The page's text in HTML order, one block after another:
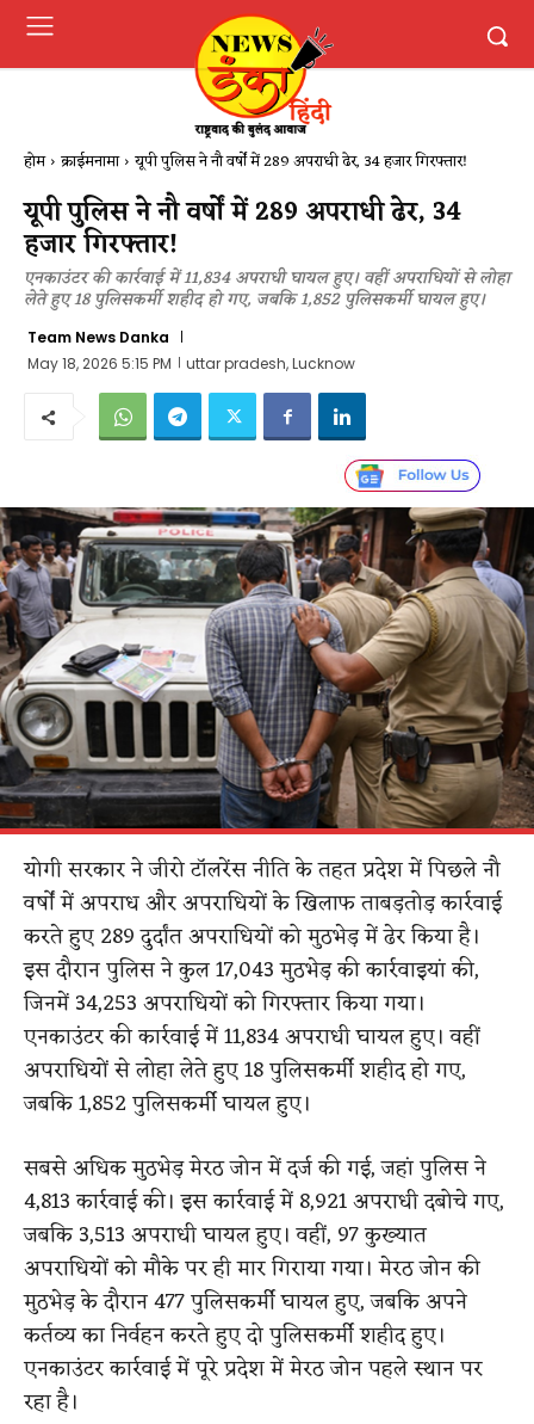
होम क्राईमनामा यूपी पुलिस ने नौ वर्षों में 289 अपराधी ढेर, 34 हजार गिरफ्तार!
यूपी पुलिस ने नौ वर्षों में 289 अपराधी ढेर, 34
हजार गिरफ्तार!
एनकाउंटर की कार्रवाई में 11,834 अपराधी घायल हुए। वहीं अपराधियों से लोहा
लेते हुए 18 पुलिसकर्मी शहीद हो गए, जबकि 1,852 पुलिसकर्मी घायल हुए।
Team News Danka
May 18, 2026 5:15 PM
uttar pradesh, Lucknow
योगी सरकार ने जीरो टॉलरेंस नीति के तहत प्रदेश में पिछले नौ
वर्षों में अपराध और अपराधियों के खिलाफ ताबड़तोड़ कार्रवाई
करते हुए 289 दुर्दांत अपराधियों को मुठभेड़ में ढेर किया है।
इस दौरान पुलिस ने कुल 17,043 मुठभेड़ की कार्रवाइयां की,
जिनमें 34,253 अपराधियों को गिरफ्तार किया गया।
एनकाउंटर की कार्रवाई में 11,834 अपराधी घायल हुए। वहीं
अपराधियों से लोहा लेते हुए 18 पुलिसकर्मी शहीद हो गए,
जबकि 1,852 पुलिसकर्मी घायल हुए।
सबसे अधिक मुठभेड़ मेरठ जोन में दर्ज की गई, जहां पुलिस ने
4,813 कार्रवाई की। इस कार्रवाई में 8,921 अपराधी दबोचे गए,
जबकि 3,513 अपराधी घायल हुए। वहीं, 97 कुख्यात
अपराधियों को मौके पर ही मार गिराया गया। मेरठ जोन की
मुठभेड़ के दौरान 477 पुलिसकर्मी घायल हुए, जबकि अपने
कर्तव्य का निर्वहन करते हुए दो पुलिसकर्मी शहीद हुए।
एनकाउंटर कार्रवाई में पूरे प्रदेश में मेरठ जोन पहले स्थान पर
रहा है।